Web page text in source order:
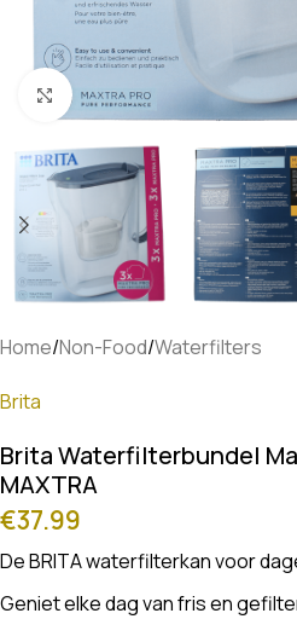
Klik om te vergroten
Home/Non-Food/Waterfilters
Brita
Brita Waterfilterbundel
MAXTRA
€37.99
De BRITA waterfilterkan voor
Geniet elke dag van fris en